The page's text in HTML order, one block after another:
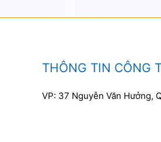
THÔNG TIN CÔNG
VP: 37 Nguyễn Văn Hưởng,